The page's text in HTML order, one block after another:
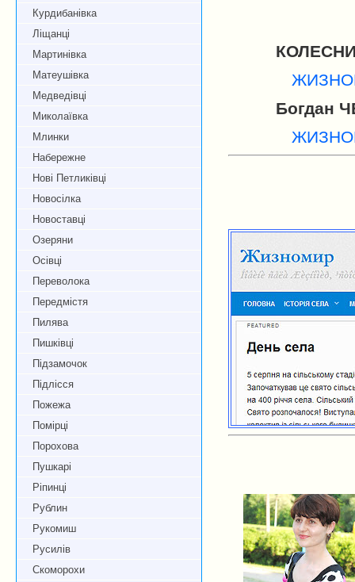
Курдибанівка
Ліщанці
Мартинівка
Матеушівка
Медведівці
Миколаївка
Млинки
Набережне
Нові Петликівці
Новосілка
Новоставці
Озеряни
Осівці
Переволока
Передмістя
Пилява
Пишківці
Підзамочок
Підлісся
Пожежа
Помірці
Порохова
Пушкарі
Ріпинці
Рублин
Рукомиш
Русилів
Скоморохи
Богдан